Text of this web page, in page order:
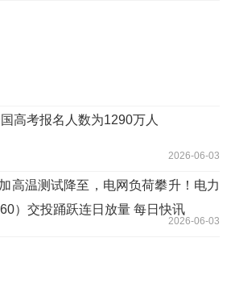
高考报名人数为1290万人
2026-06-03
高温测试降至，电网负荷攀升！电力
）交投踊跃连日放量 每日快讯
2026-06-03